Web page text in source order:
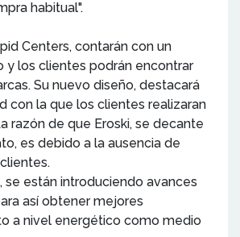
habitual".
Centers, contarán con un
y los clientes podrán encontrar
Su nuevo diseño, destacará
con la que los clientes realizaran
razón de que Eroski, se decante
es debido a la ausencia de
se están introduciendo avances
así obtener mejores
a nivel energético como medio